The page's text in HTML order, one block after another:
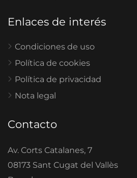
Enlaces de interés
Condiciones de uso
Política de cookies
Política de privacidad
Nota legal
Contacto
Av. Corts Catalanes, 7
08173 Sant Cugat del Vallès